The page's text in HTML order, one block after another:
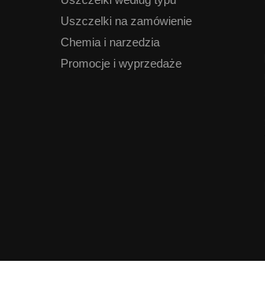
Uszczelki na zamówienie
Chemia i narzedzia
Promocje i wyprzedaże